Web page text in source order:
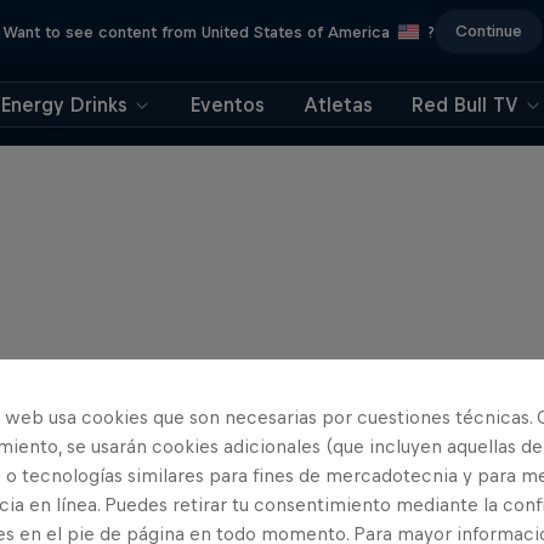
Want to see content from United States of America ? Continue
Energy Drinks Eventos Atletas Red Bull TV
web usa cookies que son necesarias por cuestiones técnicas.
se usarán cookies adicionales (que incluyen aquellas de
tecnologías similares para fines de mercadotecnia y para
en línea. Puedes retirar tu consentimiento mediante la
en el pie de página en todo momento. Para mayor